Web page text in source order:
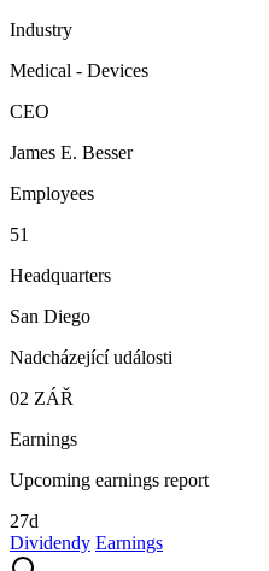
Industry
Medical - Devices
CEO
James E. Besser
Employees
51
Headquarters
San Diego
Nadcházející události
02 ZÁŘ
Earnings
Upcoming earnings report
27d
Dividendy Earnings